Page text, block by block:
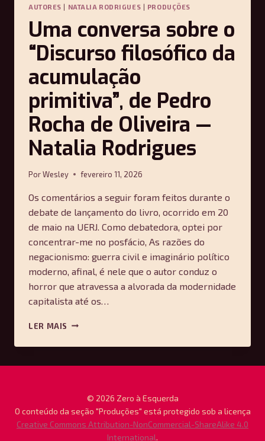
AUTORES | NATALIA RODRIGUES | PRODUÇÕES
Uma conversa sobre o
“Discurso filosófico da
acumulação
primitiva”, de Pedro
Rocha de Oliveira —
Natalia Rodrigues
PorWesley fevereiro 11, 2026
Os comentários a seguir foram feitos durante o
debate de lançamento do livro, ocorrido em 20
de maio na UERJ. Como debatedora, optei por
concentrar-me no posfácio, As razões do
negacionismo: guerra civil e imaginário político
moderno, afinal, é nele que o autor conduz o
horror que atravessa a alvorada da modernidade
capitalista até os…
LER MAIS UMA
SOBRE
PRIMITIVA”,
DE
© 2026 Zero à Esquerda
O conteúdo da seção "Produções" está protegido sob a licença
Creative Commons Attribution-NonCommercial-ShareAlike 4.0
International.